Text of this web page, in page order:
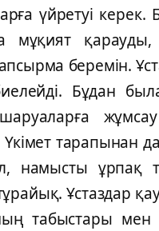
үйретуі керек.
мұқият
беремін.
Бұдан
шаруаларға
тарапынан
намысты ұрпақ
Ұстаздар
табыстары мен